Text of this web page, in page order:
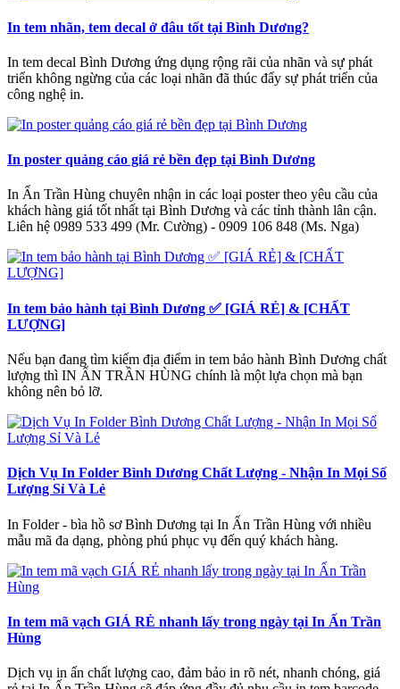
In tem nhãn, tem decal ở đâu tốt tại Bình Dương?
In tem decal Bình Dương ứng dụng rộng rãi của nhãn và sự phát
triển không ngừng của các loại nhãn đã thúc đẩy sự phát triển của
công nghệ in.
In poster quảng cáo giá rẻ bền đẹp tại Bình Dương
In Ấn Trần Hùng chuyên nhận in các loại poster theo yêu cầu của
khách hàng giá tốt nhất tại Bình Dương và các tỉnh thành lân cận.
Liên hệ 0989 533 499 (Mr. Cường) - 0909 106 848 (Ms. Nga)
In tem bảo hành tại Bình Dương ✅ [GIÁ RẺ] & [CHẤT
LƯỢNG]
Nếu bạn đang tìm kiếm địa điểm in tem bảo hành Bình Dương chất
lượng thì IN ẤN TRẦN HÙNG chính là một lựa chọn mà bạn
không nên bỏ lỡ.
Dịch Vụ In Folder Bình Dương Chất Lượng - Nhận In Mọi Số
Lượng Sỉ Và Lẻ
In Folder - bìa hồ sơ Bình Dương tại In Ấn Trần Hùng với nhiều
mẫu mã đa dạng, phòng phú phục vụ đến quý khách hàng.
In tem mã vạch GIÁ RẺ nhanh lấy trong ngày tại In Ấn Trần
Hùng
Dịch vụ in ấn chất lượng cao, đảm bảo in rõ nét, nhanh chóng, giá